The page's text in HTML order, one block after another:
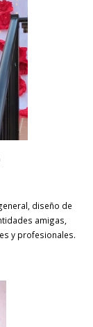
diseño de
amigas,
y profesionales.